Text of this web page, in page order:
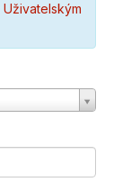
Uživatelským